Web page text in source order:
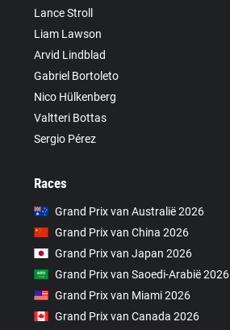
Lance Stroll
Liam Lawson
Arvid Lindblad
Gabriel Bortoleto
Nico Hülkenberg
Valtteri Bottas
Sergio Pérez
Races
Grand Prix van Australië 2026
Grand Prix van China 2026
Grand Prix van Japan 2026
Grand Prix van Saoedi-Arabië 2026
Grand Prix van Miami 2026
Grand Prix van Canada 2026